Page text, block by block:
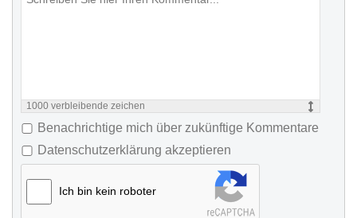
1000 verbleibende zeichen
Benachrichtige mich über zukünftige Kommentare
Datenschutzerklärung akzeptieren
Ich bin kein roboter